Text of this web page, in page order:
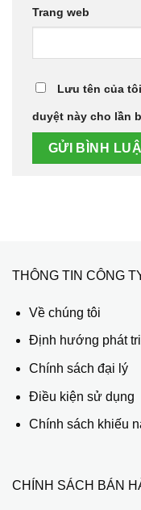
Trang web
Lưu tên của
duyệt này cho lần
THÔNG TIN CÔNG
Về chúng tôi
Định hướng phát
Chính sách đại lý
Điều kiện sử dụng
Chính sách khiếu
CHÍNH SÁCH BÁN